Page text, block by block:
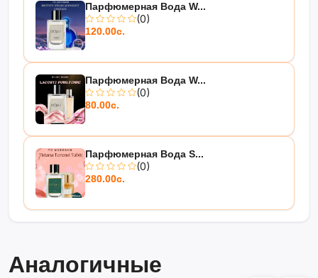
Парфюмерная Вода W...
(0)
120.00с.
Парфюмерная Вода W...
(0)
80.00с.
Парфюмерная Вода S...
(0)
280.00с.
Аналогичные